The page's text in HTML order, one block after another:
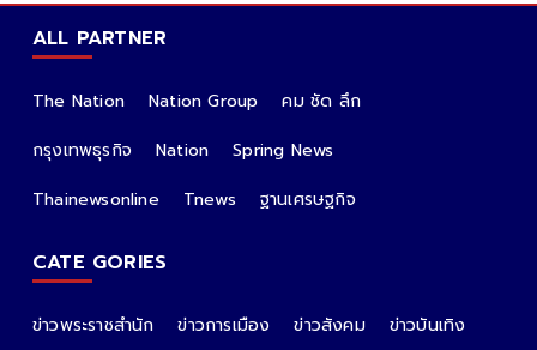
ALL PARTNER
The Nation Nation Group
คม ชัด ลึก
กรุงเทพธุรกิจ
Nation
Spring News
Thainewsonline
Tnews ฐานเศรษฐกิจ
CATE GORIES
ข่าวพระราชสำนัก ข่าวการเมือง ข่าวสังคม
ข่าวบันเทิง